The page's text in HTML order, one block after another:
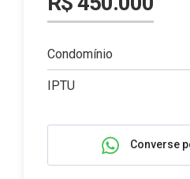
Condomínio
IPTU
Converse